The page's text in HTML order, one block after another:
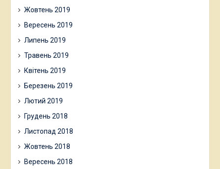
Жовтень 2019
Вересень 2019
Липень 2019
Травень 2019
Квітень 2019
Березень 2019
Лютий 2019
Грудень 2018
Листопад 2018
Жовтень 2018
Вересень 2018